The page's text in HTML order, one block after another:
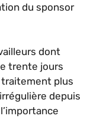
du sponsor
dont
trente jours
traitement plus
depuis